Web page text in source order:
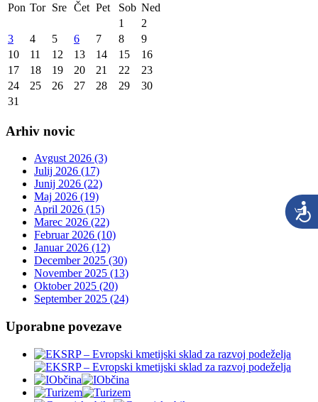
Pon Tor Sre Čet Pet Sob Ned
1
2
3
4 5 6 7 8
9
10
11 12 13 14 15
16
17
18 19 20 21 22
23
24
25 26 27 28 29
30
31
Arhiv novic
Avgust 2026 (3)
Julij 2026 (17)
Junij 2026 (22)
Maj 2026 (19)
April 2026 (15)
Marec 2026 (22)
Februar 2026 (10)
Januar 2026 (12)
December 2025 (30)
November 2025 (13)
Oktober 2025 (20)
September 2025 (24)
Uporabne povezave